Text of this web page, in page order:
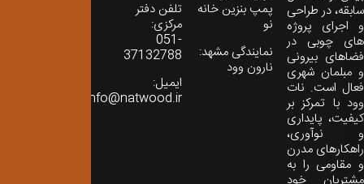
سابقه، در طراحی
و اجرای پروژه
های چوبی در
فضاهای بیرونی
و مبلمان شهری
فعال است. نات
وود با تمرکز بر
کیفیت، پایداری
و نوآوری،
راهکارهای مدرن
و مقاومی را به
پمپ بنزین خانه
نو
نمایندگی مشهد:
نارون وود
تلفن دفتر
مرکزی:
051-
37132788
ایمیل:
info@natwood.ir